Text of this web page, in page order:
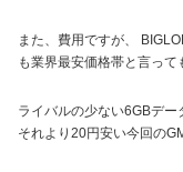
また、費用ですが、
も業界最安価格帯と言って
ライバルの少ない6GBデー
それより20円安い今回の